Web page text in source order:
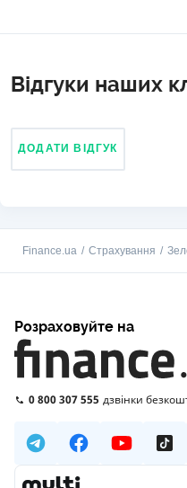
Купити Зелену картку
Відгуки наших
ДОДАТИ ВІДГУК
Finance.ua Страхування
Розраховуйте на
0 800 307 555 дзвінки